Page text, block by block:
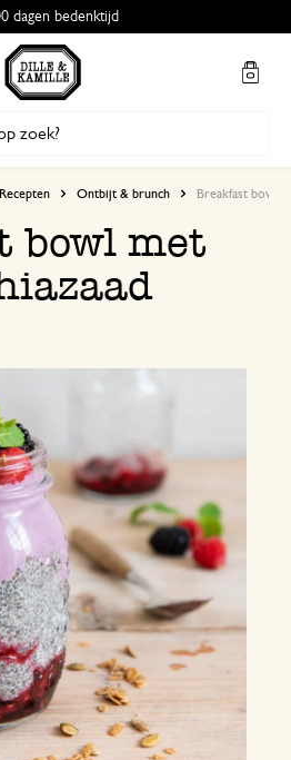
dagen bedenktijd
Recepten Ontbijt & brunch Breakfast bowl
bowl met